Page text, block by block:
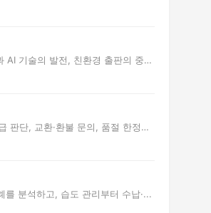
AI 기술의 발전, 친환경 출판의 중
판단, 교환·환불 문의, 품절 한정
를 분석하고, 습도 관리부터 수납·...